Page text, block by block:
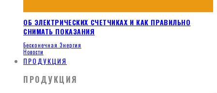
ОБ ЭЛЕКТРИЧЕСКИХ СЧЕТЧИКАХ И КАК ПРАВИЛЬНО
СНИМАТЬ ПОКАЗАНИЯ
Бесконечная Энергия
Новости
ПРОДУКЦИЯ
ПРОДУКЦИЯ